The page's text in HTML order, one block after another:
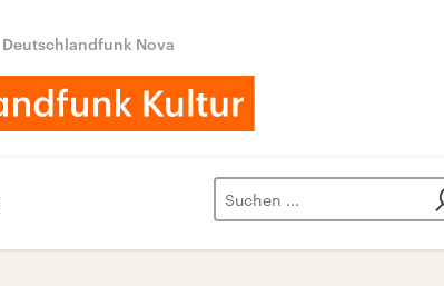
Deutschlandfunk Nova